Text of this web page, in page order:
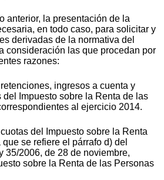
anterior, la presentación de la
en todo caso, para solicitar y
derivadas de la normativa del
consideración las que procedan por
razones:
ingresos a cuenta y
del Impuesto sobre la Renta de las
al ejercicio 2014.
del Impuesto sobre la Renta
se refiere el párrafo d) del
35/2006, de 28 de noviembre,
sobre la Renta de las Personas